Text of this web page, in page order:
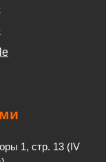
1, стр. 13 (IV